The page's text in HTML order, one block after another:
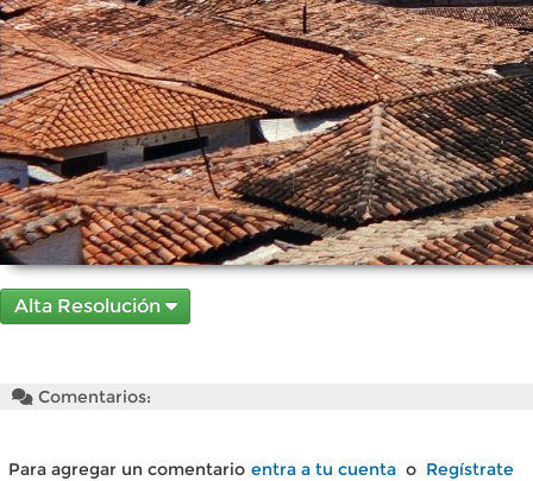
Alta Resolución
Comentarios:
Para agregar un comentario entra a tu cuenta o Regístrate